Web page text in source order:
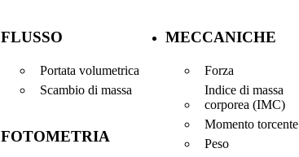
FLUSSO
Portata volumetrica
Scambio di massa
FOTOMETRIA
MECCANICHE
Forza
Indice di massa
corporea (IMC)
Momento torcente
Peso